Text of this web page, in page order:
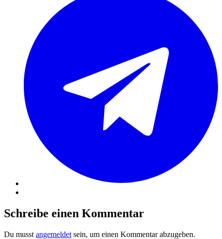
Schreibe einen Kommentar
Du musst angemeldet sein, um einen Kommentar abzugeben.